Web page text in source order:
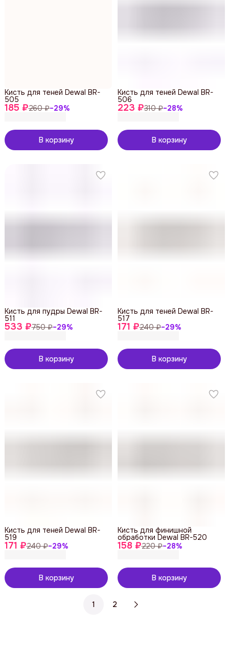
185 ₽260 ₽−29%
Кисть для теней Dewal BR-
505
В корзину
223 ₽310 ₽−28%
Кисть для теней Dewal BR-
506
В корзину
533 ₽750 ₽−29%
Кисть для пудры Dewal BR-
511
В корзину
171 ₽240 ₽−29%
Кисть для теней Dewal BR-
517
В корзину
171 ₽240 ₽−29%
Кисть для теней Dewal BR-
519
В корзину
158 ₽220 ₽−28%
Кисть для финишной
обработки Dewal BR-520
В корзину
1 2